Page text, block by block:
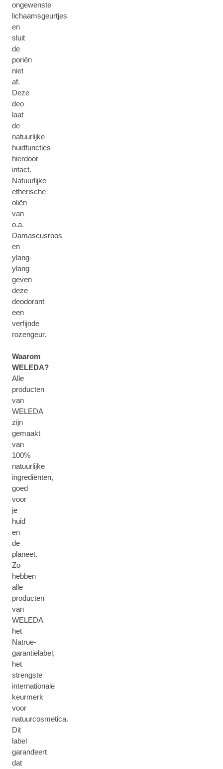
ongewenste
lichaamsgeurtjes
en
sluit
de
poriën
niet
af.
Deze
deo
laat
de
natuurlijke
huidfuncties
hierdoor
intact.
Natuurlijke
etherische
oliën
van
o.a.
Damascusroos
en
ylang-
ylang
geven
deze
deodorant
een
verfijnde
rozengeur.
Waarom
WELEDA?
Alle
producten
van
WELEDA
zijn
gemaakt
van
100%
natuurlijke
ingrediënten,
goed
voor
je
huid
en
de
planeet.
Zo
hebben
alle
producten
van
WELEDA
het
Natrue-
garantielabel,
het
strengste
internationale
keurmerk
voor
natuurcosmetica.
Dit
label
garandeert
dat